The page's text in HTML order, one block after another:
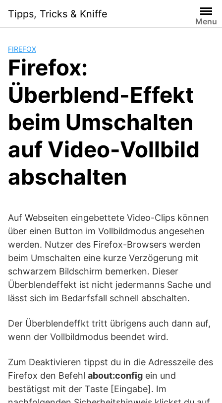
i
Tipps, Tricks & Kniffe
Menu
FIREFOX
Firefox:
Überblend-Effekt
beim Umschalten
auf Video-Vollbild
abschalten
Auf Webseiten eingebettete Video-Clips können
über einen Button im Vollbildmodus angesehen
werden. Nutzer des Firefox-Browsers werden
beim Umschalten eine kurze Verzögerung mit
schwarzem Bildschirm bemerken. Dieser
Überblendeffekt ist nicht jedermanns Sache und
lässt sich im Bedarfsfall schnell abschalten.
Der Überblendeffkt tritt übrigens auch dann auf,
wenn der Vollbildmodus beendet wird.
Zum Deaktivieren tippst du in die Adresszeile des
Firefox den Befehl about:config ein und
bestätigst mit der Taste [Eingabe]. Im